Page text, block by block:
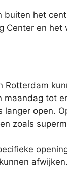
het
Center en
Rotterdam
maandag tot
open.
zoals